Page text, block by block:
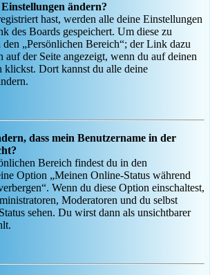
ändern?
hast, werden alle deine Einstellungen
des Boards gespeichert. Um diese zu
den „Persönlichen Bereich“; der Link dazu
auf der Seite angezeigt, wenn du auf deinen
klickst. Dort kannst du alle deine
dass mein Benutzername in der
Bereich findest du in den
Option „Meinen Online-Status während
Wenn du diese Option einschaltest,
Moderatoren und du selbst
sehen. Du wirst dann als unsichtbarer